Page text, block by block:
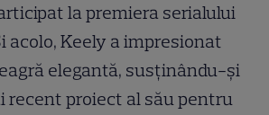
la premiera serialului
acolo, Keely a impresionat
elegantă, susținându-și
recent proiect al său pentru